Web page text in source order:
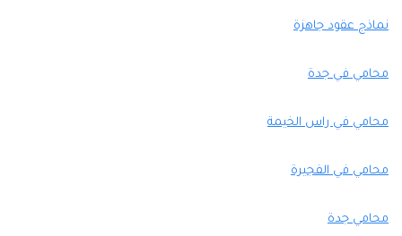
نماذج عقود جاهزة
محامي في جدة
محامي في راس الخيمة
محامي في الفجيرة
محامي جدة